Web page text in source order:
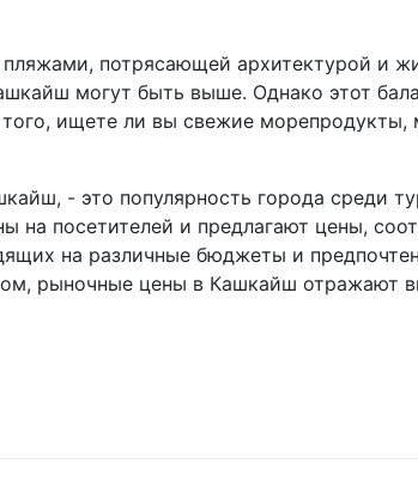
потрясающей архитектурой и
могут быть выше. Однако этот
ищете ли вы свежие
- это популярность города среди
на посетителей и предлагают цены,
на различные бюджеты и
рыночные цены в Кашкайш отражают